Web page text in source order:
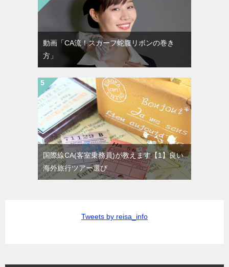
動画「CA流！スカーフ蛇腹リボンの巻き
方」
国際線CA(客室乗務員)が教えます【1】良い
海外旅行ツアー選び
Tweets by reisa_info